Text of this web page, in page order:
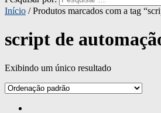
Início / Produtos marcados com a tag
script de
Exibindo um único resultado